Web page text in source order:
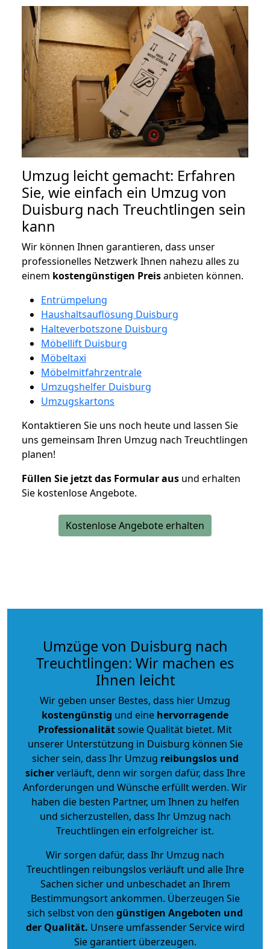
Umzug leicht gemacht: Erfahren
Sie, wie einfach ein Umzug von
Duisburg nach Treuchtlingen sein
kann
Wir können Ihnen garantieren, dass unser
professionelles Netzwerk Ihnen nahezu alles zu
einem kostengünstigen Preisanbieten können.
Entrümpelung
Haushaltsauflösung Duisburg
Halteverbotszone Duisburg
Möbellift Duisburg
Möbeltaxi
Möbelmitfahrzentrale
Umzugshelfer Duisburg
Umzugskartons
Kontaktieren Sie uns noch heute und lassen Sie
uns gemeinsam Ihren Umzug nach Treuchtlingen
planen!
Füllen Sie jetzt das Formular aus und erhalten
Sie kostenlose Angebote.
Kostenlose Angebote erhalten
Umzüge von Duisburg nach
Treuchtlingen: Wir machen es
Ihnen leicht
Wir geben unser Bestes, dass hier Umzug
kostengünstig und eine hervorragende
Professionalitätsowie Qualität bietet. Mit
unserer Unterstützung in Duisburg können Sie
sicher sein, dass Ihr Umzug reibungslos und
sicherverläuft, denn wir sorgen dafür, dass Ihre
Anforderungen und Wünsche erfüllt werden. Wir
haben die besten Partner, um Ihnen zu helfen
und sicherzustellen, dass Ihr Umzug nach
Treuchtlingen ein erfolgreicher ist.
Wir sorgen dafür, dass Ihr Umzug nach
Treuchtlingen reibungslos verläuft und alle Ihre
Sachen sicher und unbeschadet an Ihrem
Bestimmungsort ankommen. Überzeugen Sie
sich selbst von den günstigen Angeboten und
der Qualität. Unsere umfassender Service wird
Sie garantiert überzeugen.